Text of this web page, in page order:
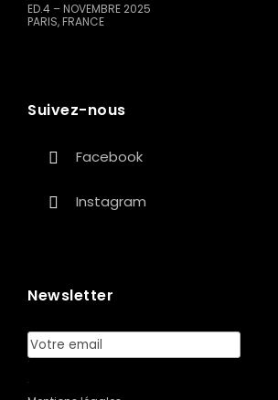
ED.4 – NOVEMBRE 2025
PARIS, FRANCE
Suivez-nous
Facebook
Instagram
Newsletter